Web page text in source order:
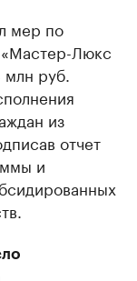
мер по
Люкс
руб.
из
отчет
и